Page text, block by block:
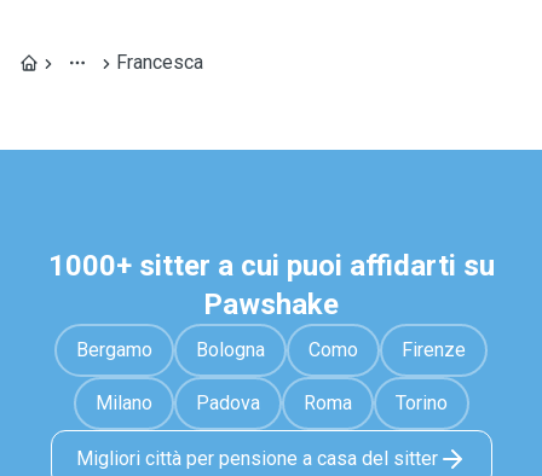
Francesca
1000+ sitter a cui puoi affidarti su
Pawshake
Bergamo Bologna Como Firenze
Milano Padova Roma Torino
Migliori città per pensione a casa del sitter